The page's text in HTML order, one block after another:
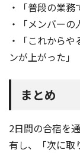
・「普段の業務
・「メンバー
・「これから
ンが上がった」
まとめ
2日間の合宿を
有し、「次に取